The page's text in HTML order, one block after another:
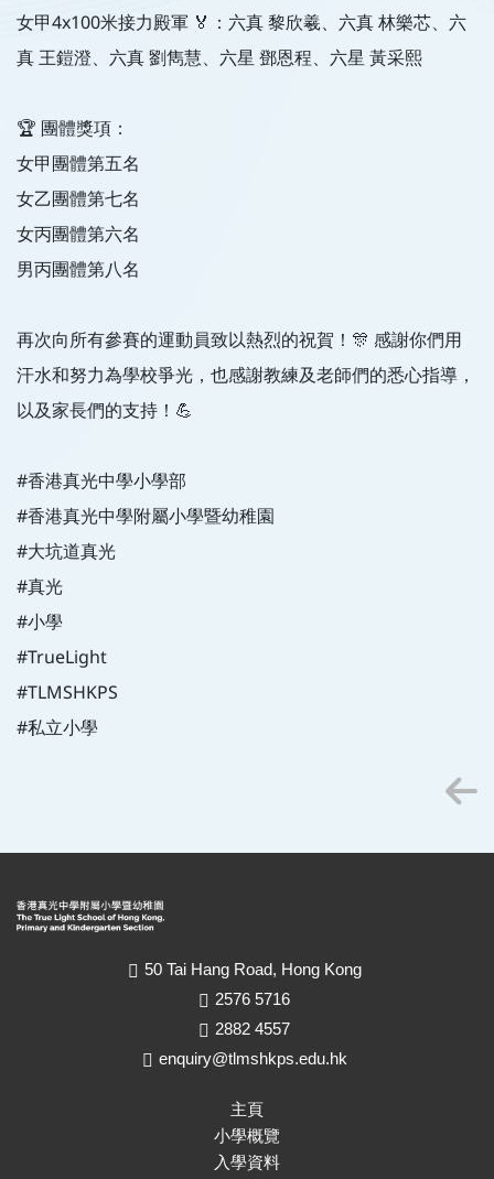
女甲4x100米接力殿軍 🏅：六真 黎欣羲、六真 林樂芯、六
真 王鎧澄、六真 劉雋慧、六星 鄧恩程、六星 黃采熙
🏆 團體獎項：
女甲團體第五名
女乙團體第七名
女丙團體第六名
男丙團體第八名
再次向所有參賽的運動員致以熱烈的祝賀！🎊 感謝你們用
汗水和努力為學校爭光，也感謝教練及老師們的悉心指導，
以及家長們的支持！💪
#香港真光中學小學部
#香港真光中學附屬小學暨幼稚園
#大坑道真光
#真光
#小學
#TrueLight
#TLMSHKPS
#私立小學
50 Tai Hang Road, Hong Kong
2576 5716
2882 4557
enquiry@tlmshkps.edu.hk
主頁
小學概覽
入學資料